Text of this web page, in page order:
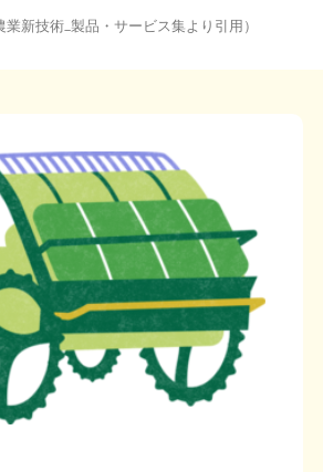
マート農業の取組
意等
せ
新技術_製品・サービス集より引用）